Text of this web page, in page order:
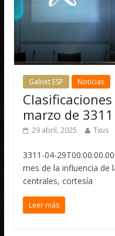
Galnet ESP Noticias
marzo de 3311
29 abril, 2025 Txus
3311-04-
mes de la influencia de
centrales, cortesía
Leer más